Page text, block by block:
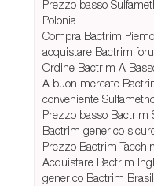
Prezzo basso
Polonia
Compra Bactrim
acquistare Bactrim
Ordine Bactrim A
A buon mercato
conveniente
Prezzo basso Bactrim
Bactrim generico
Prezzo Bactrim
Acquistare Bactrim
generico Bactrim